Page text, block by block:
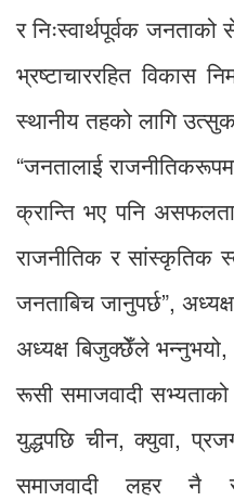
र निःस्वार्थपूर्वक
भ्रष्टाचाररहित विकास
स्थानीय तहको लागि
“जनतालाई
क्रान्ति भए पनि
राजनीतिक र सांस्कृतिक
जनताबिच जानुपर्छ”,
अध्यक्ष बिजुक्छेँले भन्नुभयो,
रूसी समाजवादी
युद्धपछि चीन, क्युवा,
समाजवादी लहर नै